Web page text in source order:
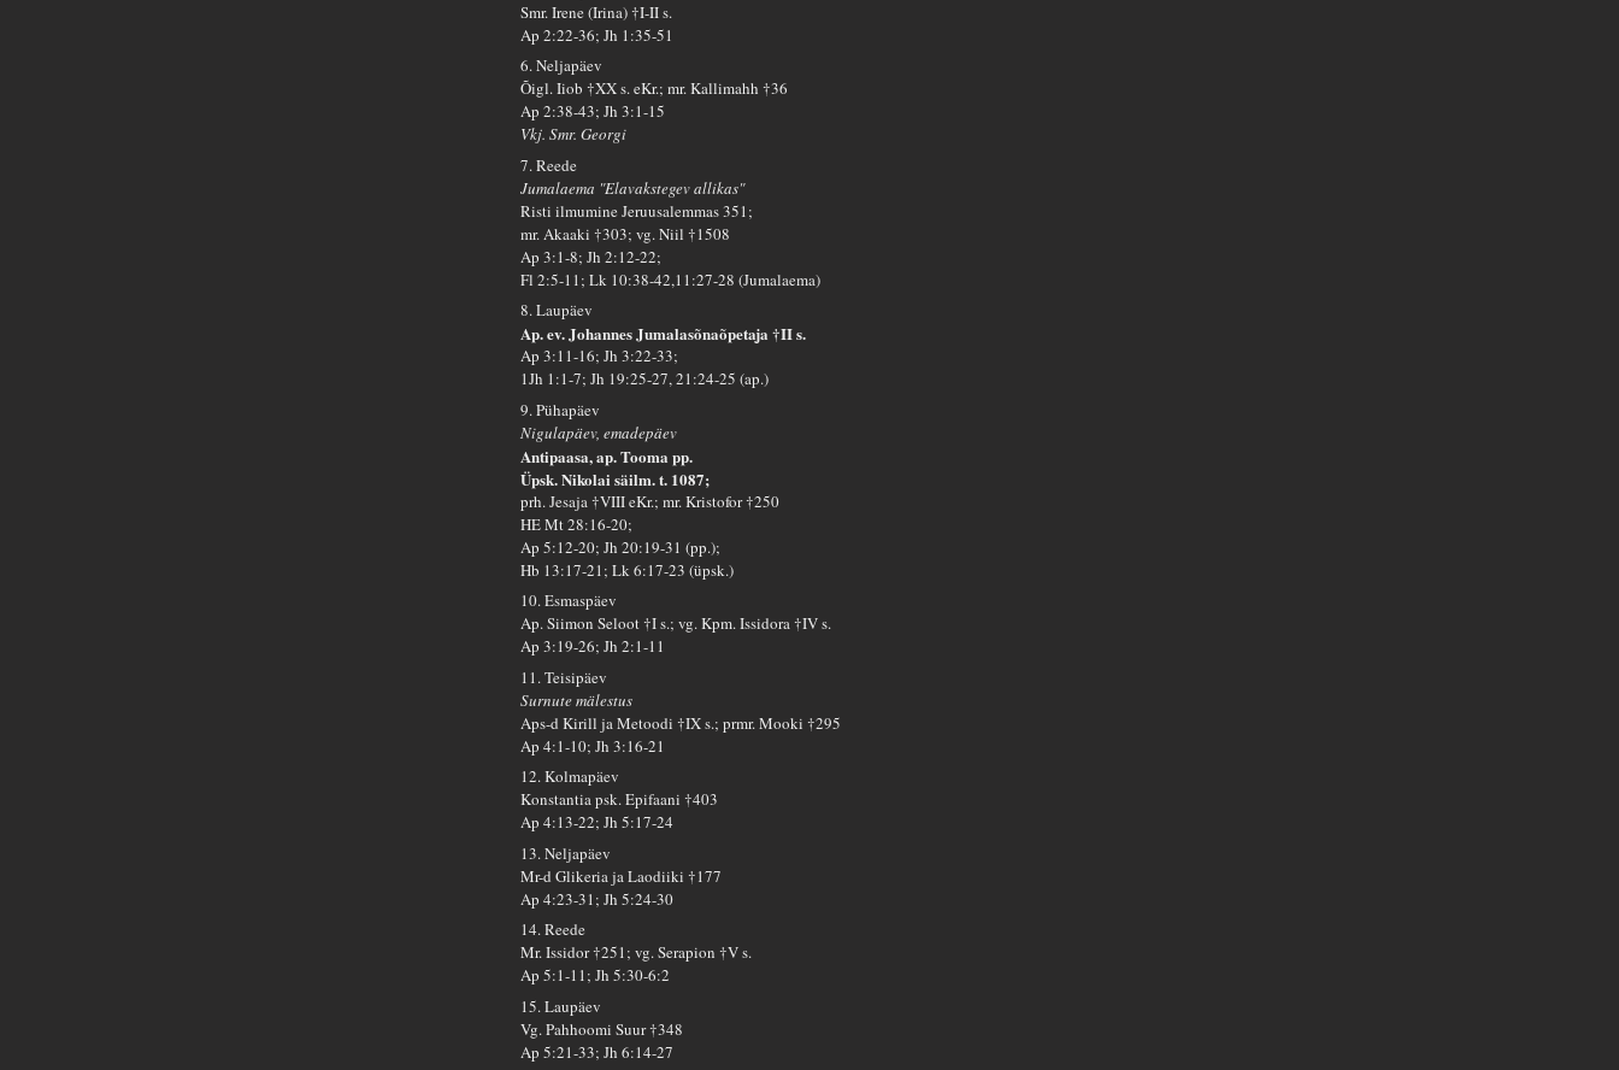
Smr. Irene (Irina) †I-II s.
Ap 2:22-36; Jh 1:35-51
6. Neljapäev
Õigl. Iiob †XX s. eKr.; mr. Kallimahh †36
Ap 2:38-43; Jh 3:1-15
Vkj. Smr. Georgi
7. Reede
Jumalaema "Elavakstegev allikas"
Risti ilmumine Jeruusalemmas 351;
mr. Akaaki †303; vg. Niil †1508
Ap 3:1-8; Jh 2:12-22;
Fl 2:5-11; Lk 10:38-42,11:27-28 (Jumalaema)
8. Laupäev
Ap. ev. Johannes Jumalasõnaõpetaja †II s.
Ap 3:11-16; Jh 3:22-33;
1Jh 1:1-7; Jh 19:25-27, 21:24-25 (ap.)
9. Pühapäev
Nigulapäev, emadepäev
Antipaasa, ap. Tooma pp.
Üpsk. Nikolai säilm. t. 1087;
prh. Jesaja †VIII eKr.; mr. Kristofor †250
HE Mt 28:16-20;
Ap 5:12-20; Jh 20:19-31 (pp.);
Hb 13:17-21; Lk 6:17-23 (üpsk.)
10. Esmaspäev
Ap. Siimon Seloot †I s.; vg. Kpm. Issidora †IV s.
Ap 3:19-26; Jh 2:1-11
11. Teisipäev
Surnute mälestus
Aps-d Kirill ja Metoodi †IX s.; prmr. Mooki †295
Ap 4:1-10; Jh 3:16-21
12. Kolmapäev
Konstantia psk. Epifaani †403
Ap 4:13-22; Jh 5:17-24
13. Neljapäev
Mr-d Glikeria ja Laodiiki †177
Ap 4:23-31; Jh 5:24-30
14. Reede
Mr. Issidor †251; vg. Serapion †V s.
Ap 5:1-11; Jh 5:30-6:2
15. Laupäev
Vg. Pahhoomi Suur †348
Ap 5:21-33; Jh 6:14-27